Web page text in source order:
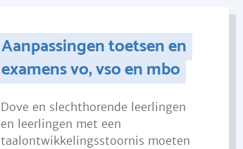
Aanpassingen toetsen en
examens vo, vso en mbo
Dove en slechthorende leerlingen
en leerlingen met een
taalontwikkelingsstoornis moeten